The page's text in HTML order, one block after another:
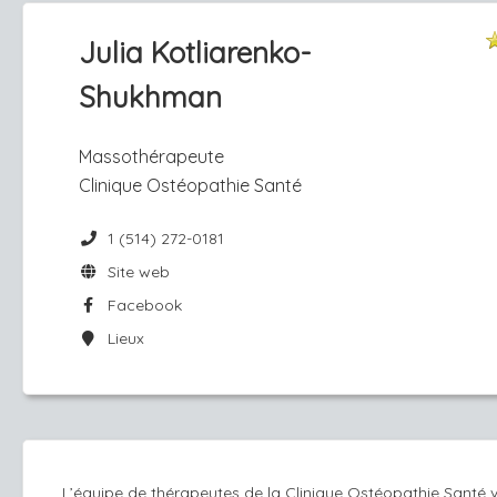
Julia Kotliarenko-
Shukhman
Massothérapeute
Clinique Ostéopathie Santé
1 (514) 272-0181
Site web
Facebook
Lieux
L’équipe de thérapeutes de la Clinique Ostéopathie Santé